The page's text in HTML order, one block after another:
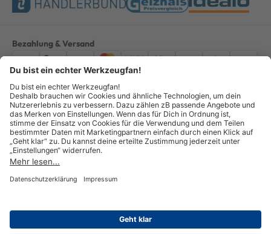
Bezahlung & Versand
ImpressumAGBDatenschutzWiderruf Vertrag widerrufen
Alle Preise verstehen sich inkl. ges. MwSt. *Kostenloser Versand innerhalb
Deutschlands, bei Bestellungen ab 100,00 Euro.
© Copyright 2026 GOTOOLS GmbH - Alle Rechte vorbehalten. powered by
createyourtemplate